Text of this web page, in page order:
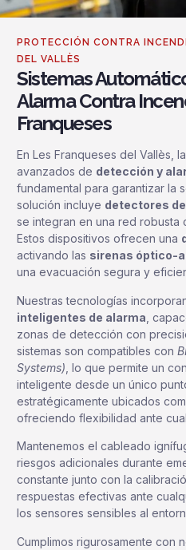
PROTECCIÓN CONTRA
DEL VALLÈS
Sistemas
Alarma Contra
Franqueses
En Les Franqueses del Vallès,
avanzados de detección y
fundamental para garantizar la
solución incluye detectores
se integran en una red robusta
Estos dispositivos ofrecen una
activando las sirenas óptico-
una evacuación segura y
Nuestras tecnologías
inteligentes de alarma ,
zonas de detección con
sistemas son compatibles con
Systems) , lo que permite un
inteligente desde un único
estratégicamente ubicados
ofreciendo flexibilidad ante
Mantenemos el cableado
riesgos adicionales durante
constante junto con la
respuestas efectivas ante
los sensores sensibles al
Cumplimos rigurosamente con